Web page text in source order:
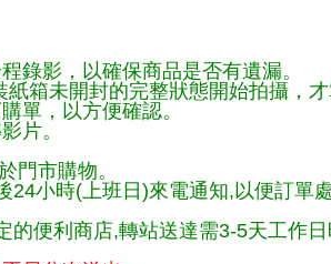
錄影，以確保商品是否有遺漏。
箱未開封的完整狀態開始拍攝，才
單，以方便確認。
片。
門市購物。
小時(上班日)來電通知,以便訂單
的便利商店,轉站送達需3-5天工作